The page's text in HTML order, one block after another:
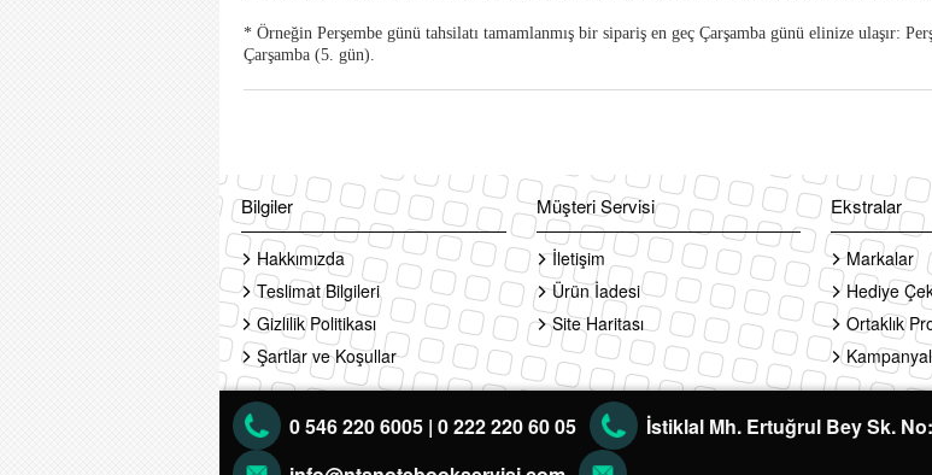
* Örneğin Perşembe günü tahsilatı tamamlanmış bir sipariş en geç Çarşamba günü elinize ulaşır:
Çarşamba (5. gün).
Bilgiler
Hakkımızda
Teslimat Bilgileri
Gizlilik Politikası
Şartlar ve Koşullar
Müşteri Servisi
İletişim
Ürün İadesi
Site Haritası
Ekstralar
Markalar
Hediye
Ortaklık
0 546 220 6005 | 0 222 220 60 05
İstiklal Mh. Ertuğrul Bey Sk.